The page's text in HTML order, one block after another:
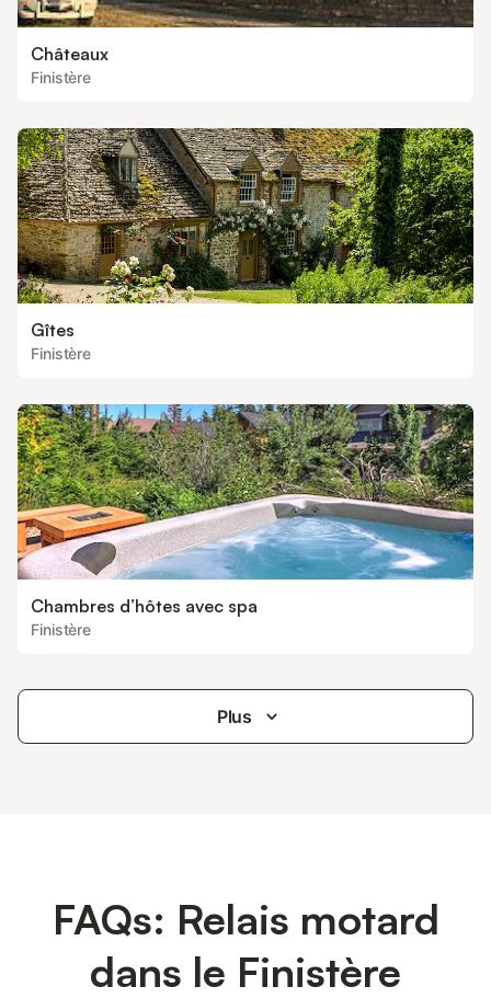
Châteaux
Finistère
Gîtes
Finistère
Chambres d’hôtes avec spa
Finistère
Plus
FAQs: Relais motard
dans le Finistère